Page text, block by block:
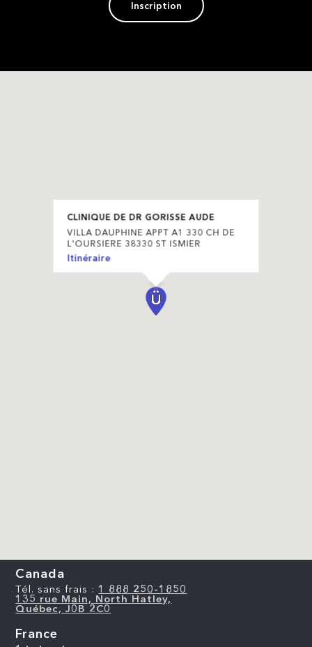
Inscription
CLINIQUE DE DR GORISSE AUDE
VILLA DAUPHINE APPT A1 330 CH DE
L'OURSIERE 38330 ST ISMIER
Itinéraire
Canada
Tél. sans frais : 1 888 250-1850
135 rue Main, North Hatley,
Québec, J0B 2C0
France